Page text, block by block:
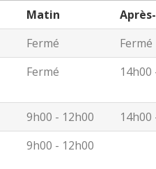
Matin
Fermé
Fermé
Fermé 14h00
9h00 - 12h00
14h00
9h00 - 12h00